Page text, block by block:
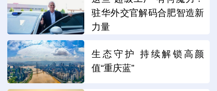
驻华外交官解码合肥智造新
力量
生态守护 持续解锁高颜
值“重庆蓝”